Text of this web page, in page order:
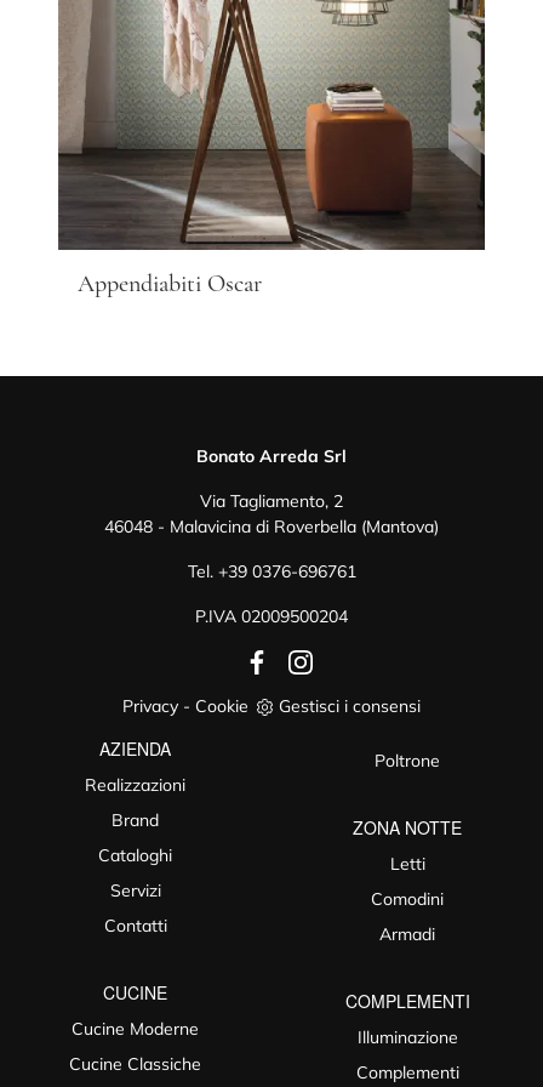
Appendiabiti Oscar
Bonato Arreda Srl
Via Tagliamento, 2
46048 - Malavicina di Roverbella (Mantova)
Tel. +39 0376-696761
P.IVA 02009500204
Privacy - Cookie Gestisci i consensi
AZIENDA
Realizzazioni
Brand
Cataloghi
Servizi
Contatti
CUCINE
Cucine Moderne
Cucine Classiche
Poltrone
ZONA NOTTE
Letti
Comodini
Armadi
COMPLEMENTI
Illuminazione
Complementi